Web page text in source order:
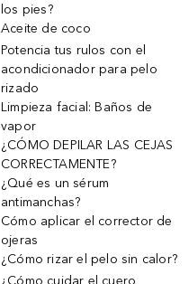
los pies?
Aceite de coco
Potencia tus rulos con el
acondicionador para pelo
rizado
Limpieza facial: Baños de
vapor
¿CÓMO DEPILAR LAS CEJAS
CORRECTAMENTE?
¿Qué es un sérum
antimanchas?
Cómo aplicar el corrector de
ojeras
¿Cómo rizar el pelo sin calor?
¿Cómo cuidar el cuero